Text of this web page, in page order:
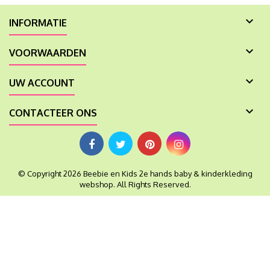
INFORMATIE 
VOORWAARDEN 
UW ACCOUNT 
CONTACTEER ONS 
© Copyright 2026 Beebie en Kids 2e hands baby & kinderkleding
webshop. All Rights Reserved.